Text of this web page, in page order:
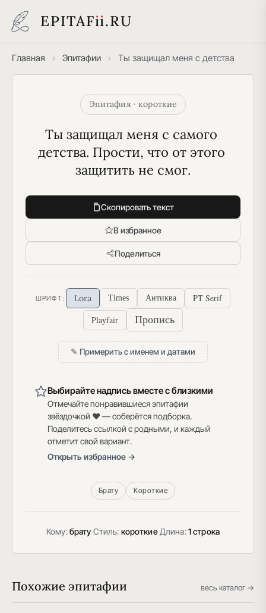
EPITAFii.RU
Главная › Эпитафии › Ты защищал меня с детства
Эпитафия · короткие
Ты защищал меня с самого
детства. Прости, что от этого
защитить не смог.
Скопировать текст
В избранное
Поделиться
ШРИФТ: Lora Times Антиква
PT Serif
Playfair
Пропись
✎ Примерить с именем и датами
Выбирайте надпись вместе с близкими
Отмечайте понравившиеся эпитафии
звёздочкой ♥ — соберётся подборка.
Поделитесь ссылкой с родными, и каждый
отметит свой вариант.
Открыть избранное →
Брату Короткие
Кому:брату·Стиль: короткие·Длина:1 строка
Похожие эпитафии весь каталог →